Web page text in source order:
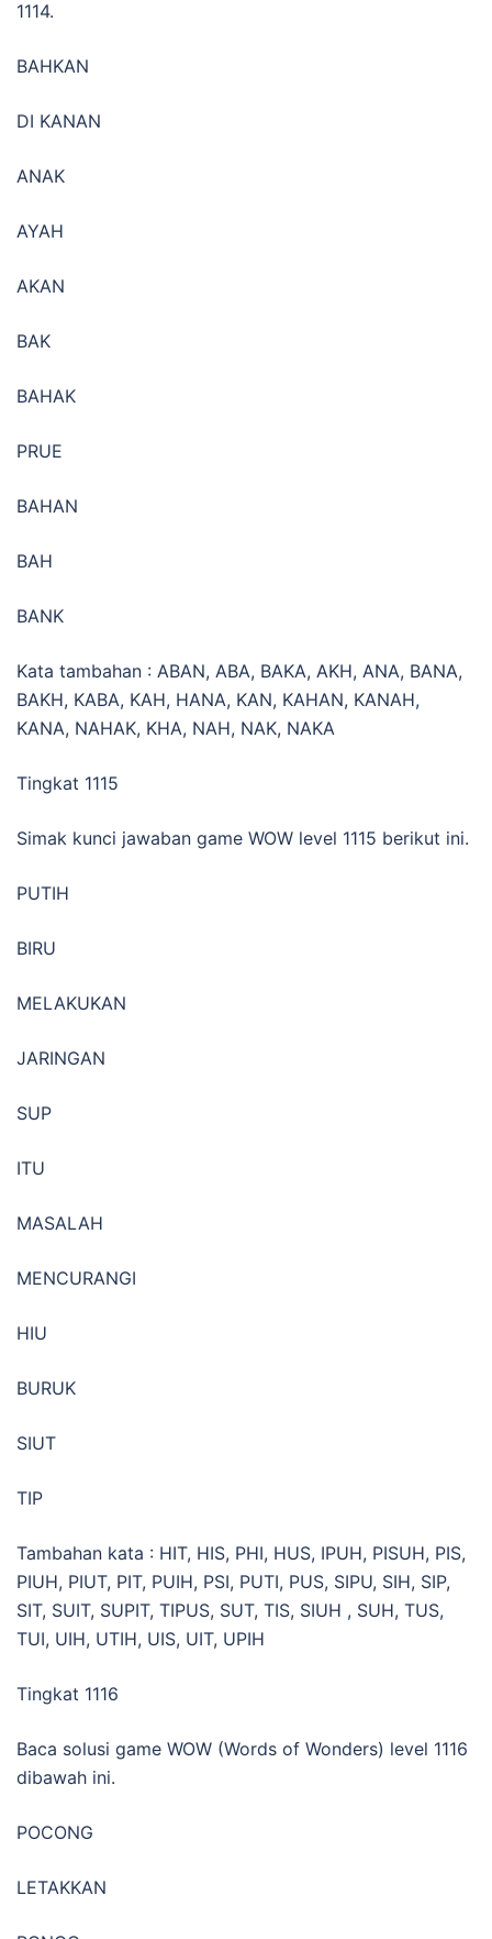
1114.
BAHKAN
DI KANAN
ANAK
AYAH
AKAN
BAK
BAHAK
PRUE
BAHAN
BAH
BANK
Kata tambahan : ABAN, ABA, BAKA, AKH, ANA, BANA,
BAKH, KABA, KAH, HANA, KAN, KAHAN, KANAH,
KANA, NAHAK, KHA, NAH, NAK, NAKA
Tingkat 1115
Simak kunci jawaban game WOW level 1115 berikut ini.
PUTIH
BIRU
MELAKUKAN
JARINGAN
SUP
ITU
MASALAH
MENCURANGI
HIU
BURUK
SIUT
TIP
Tambahan kata : HIT, HIS, PHI, HUS, IPUH, PISUH, PIS,
PIUH, PIUT, PIT, PUIH, PSI, PUTI, PUS, SIPU, SIH, SIP,
SIT, SUIT, SUPIT, TIPUS, SUT, TIS, SIUH , SUH, TUS,
TUI, UIH, UTIH, UIS, UIT, UPIH
Tingkat 1116
Baca solusi game WOW (Words of Wonders) level 1116
dibawah ini.
POCONG
LETAKKAN